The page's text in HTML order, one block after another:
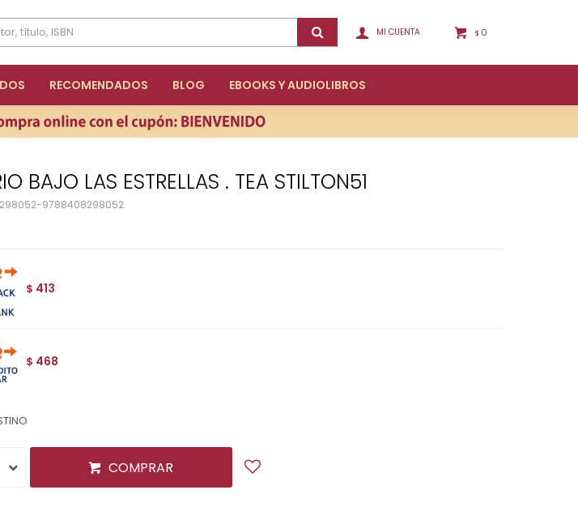
RECOMENDADOS BLOG EBOOKS Y AUDIOLIBROS
$ 0
BAJO LAS ESTRELLAS . TEA STILTON51
9788408298052
$ 413
$ 468
COMPRAR